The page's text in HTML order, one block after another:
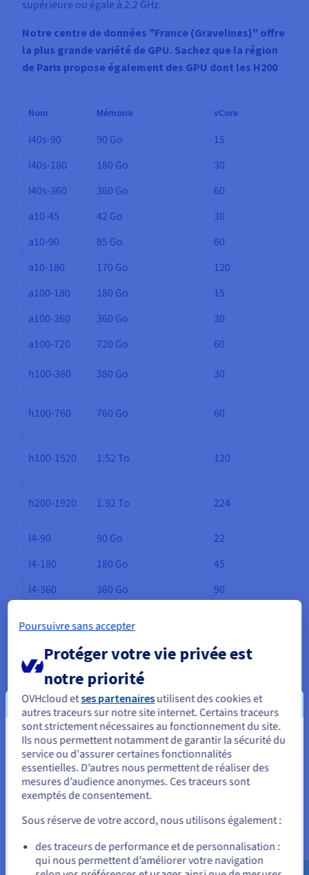
supérieure ou égale à 2.2 GHz.
Notre centre de données "France (Gravelines)" offre
la plus grande variété de GPU. Sachez que la région
de Paris propose également des GPU dont les H200
Nom Mémoire vCore
l40s-90 90 Go
15
l40s-180
180 Go
30
l40s-360
360 Go
60
a10-45
42 Go
30
a10-90
85 Go
60
a10-180
170 Go
120
a100-180
180 Go
15
a100-360
360 Go
30
a100-720
720 Go
60
h100-380
380 Go 30
h100-760 760 Go 60
h100-1520 1.52 To 120
h200-1920 1.92 To 224
l4-90 90 Go
22
l4-180
180 Go
45
l4-360
360 Go
90
rtx5000-28
rtx5000-56 56 Go 8
rtx5000-84 84 Go
t1-le-45
45 Go
8
t1-le-90
90 Go
16
t1-le-180
180 Go
32
t2-le-45
45 Go
t2-le-90
90 Go
30
t2-le-180
180 Go 60
Vous semblez être localisé en États-
Unis.
Pour commander, rendez-vous sur le site de votre pays (États-
Unis) et créez un compte.
us.ovhcloud.com/public-cloud Anglais
USD -
$
Poursuivre sans accepter
Protéger votre vie privée est
notre priorité
OVHcloud etses partenairesutilisent des cookies et
autres traceurs sur notre site internet. Certains traceurs
sont strictement nécessaires au fonctionnement du site.
Ils nous permettent notamment de garantir la sécurité du
service ou d'assurer certaines fonctionnalités
essentielles. D’autres nous permettent de réaliser des
mesures d’audience anonymes. Ces traceurs sont
exemptés de consentement.
Sous réserve de votre accord, nous utilisons également :
des traceurs de performance et de personnalisation :
qui nous permettent d’améliorer votre navigation